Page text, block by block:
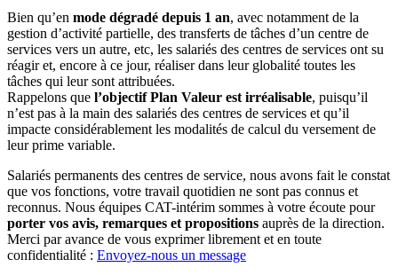
Bien qu’en mode dégradé depuis 1 an, avec notamment de la
gestion d’activité partielle, des transferts de tâches d’un centre de
services vers un autre, etc, les salariés des centres de services ont su
réagir et, encore à ce jour, réaliser dans leur globalité toutes les
tâches qui leur sont attribuées.
Rappelons que l’objectif Plan Valeur est irréalisable, puisqu’il
n’est pas à la main des salariés des centres de services et qu’il
impacte considérablement les modalités de calcul du versement de
leur prime variable.
Salariés permanents des centres de service, nous avons fait le constat
que vos fonctions, votre travail quotidien ne sont pas connus et
reconnus. Nous équipes CAT-intérim sommes à votre écoute pour
porter vos avis, remarques et propositions auprès de la direction.
Merci par avance de vous exprimer librement et en toute
confidentialité : Envoyez-nous un message